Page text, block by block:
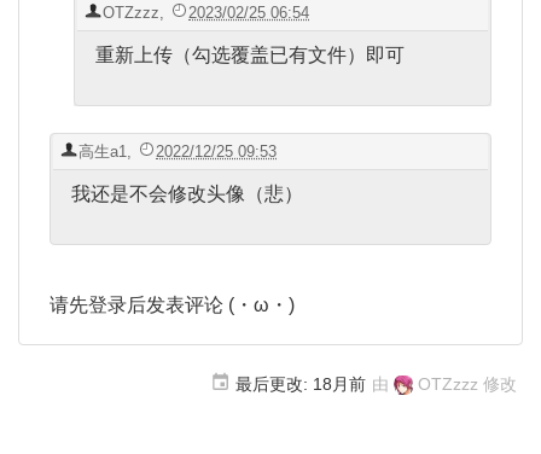
OTZzzz 2023/02/25 06:54
重新上传（勾选覆盖已有文件）即可
高生a1 2022/12/25 09:53
我还是不会修改头像（悲）
请先登录后发表评论 (・ω・)
最后更改: 18月前 由 OTZzzz 修改